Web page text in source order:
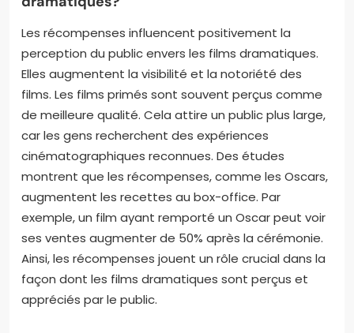
cercle vertueux d’innovation et de qualité dans les
productions. En somme, les récompenses jouent un
rôle clé dans le succès et la réputation des chaînes
de films dramatiques.
Comment les récompenses affectent-elles
la perception du public envers les films
dramatiques?
Les récompenses influencent positivement la
perception du public envers les films dramatiques.
Elles augmentent la visibilité et la notoriété des
films. Les films primés sont souvent perçus comme
de meilleure qualité. Cela attire un public plus large,
car les gens recherchent des expériences
cinématographiques reconnues. Des études